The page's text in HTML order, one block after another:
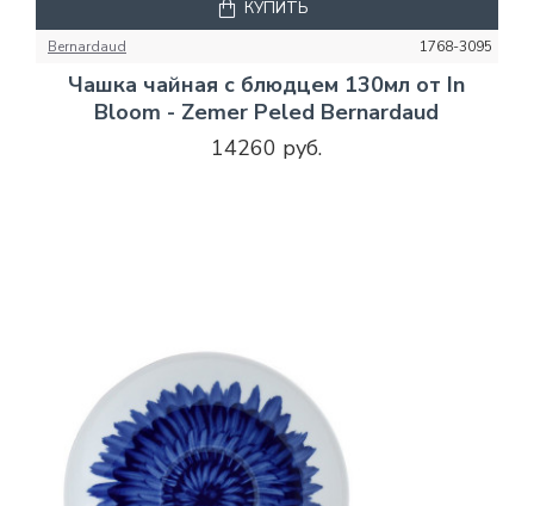
Bernardaud 1768-3095
Чашка чайная с блюдцем 130мл от In
Bloom - Zemer Peled Bernardaud
14260 руб.
КУПИТЬ